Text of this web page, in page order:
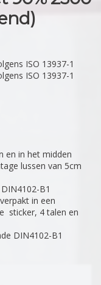
ISO 13937-1
ISO 13937-1
en in het midden
lussen van 5cm
B1
in een
sticker, 4 talen en
DIN4102-B1